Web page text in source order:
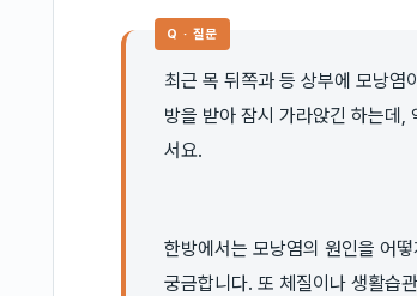
Q · 질문
최근 목 뒤쪽과 등 상부에 모낭염
방을 받아 잠시 가라앉긴 하는데,
서요.
한방에서는 모낭염의 원인을 어
궁금합니다. 또 체질이나 생활습